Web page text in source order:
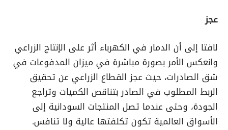
عجز
لافتا إلى أن الدمار في الكهرباء أثر على الإنتاج الزراعي
وانعكس الأمر بصورة مباشرة في ميزان المدفوعات في
شق الصادرات، حيث عجز القطاع الزراعي عن تحقيق
الربط المطلوب في الصادر بتناقص الكميات وتراجع
الجودة، وحتى عندما تصل المنتجات السودانية إلى
الأسواق العالمية تكون تكلفتها عالية ولا تنافس.